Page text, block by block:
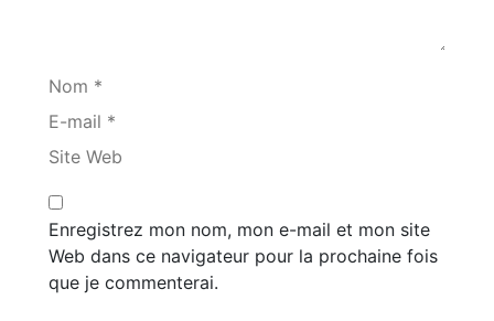
Nom *
E-mail *
Site Web
Enregistrez mon nom, mon e-mail et mon site
Web dans ce navigateur pour la prochaine fois
que je commenterai.